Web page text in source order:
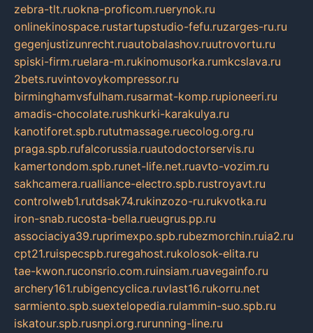
zebra-tlt.ruokna-proficom.ruerynok.ru
onlinekinospace.rustartupstudio-fefu.ruzarges-ru.ru
gegenjustizunrecht.ruautobalashov.ruutrovortu.ru
spiski-firm.ruelara-m.rukinomusorka.rumkcslava.ru
2bets.ruvintovoykompressor.ru
birminghamvsfulham.rusarmat-komp.rupioneeri.ru
amadis-chocolate.rushkurki-karakulya.ru
kanotiforet.spb.rututmassage.ruecolog.org.ru
praga.spb.rufalcorussia.ruautodoctorservis.ru
kamertondom.spb.runet-life.net.ruavto-vozim.ru
sakhcamera.rualliance-electro.spb.rustroyavt.ru
controlweb1.rutdsak74.rukinzozo-ru.rukvotka.ru
iron-snab.rucosta-bella.rueugrus.pp.ru
associaciya39.ruprimexpo.spb.rubezmorchin.ruia2.ru
cpt21.ruispecspb.ruregahost.rukolosok-elita.ru
tae-kwon.ruconsrio.com.ruinsiam.ruavegainfo.ru
archery161.rubigencyclica.ruvlast16.rukorru.net
sarmiento.spb.suextelopedia.rulammin-suo.spb.ru
iskatour.spb.rusnpi.org.rurunning-line.ru